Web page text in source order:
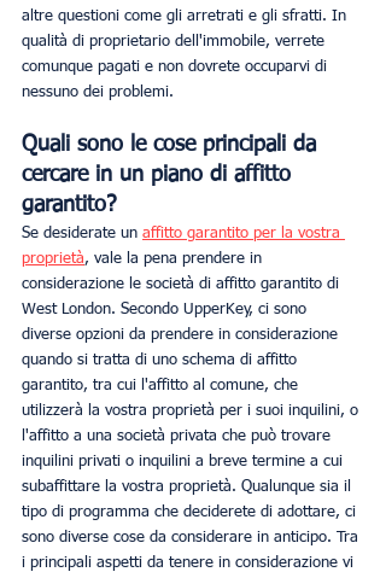
altre questioni come gli arretrati e gli sfratti. In
qualità di proprietario dell'immobile, verrete
comunque pagati e non dovrete occuparvi di
nessuno dei problemi.
Quali sono le cose principali da
cercare in un piano di affitto
garantito?
Se desiderate un affitto garantito per la vostra
proprietà, vale la pena prendere in
considerazione le società di affitto garantito di
West London. Secondo UpperKey, ci sono
diverse opzioni da prendere in considerazione
quando si tratta di uno schema di affitto
garantito, tra cui l'affitto al comune, che
utilizzerà la vostra proprietà per i suoi inquilini, o
l'affitto a una società privata che può trovare
inquilini privati o inquilini a breve termine a cui
subaffittare la vostra proprietà. Qualunque sia il
tipo di programma che deciderete di adottare, ci
sono diverse cose da considerare in anticipo. Tra
i principali aspetti da tenere in considerazione vi